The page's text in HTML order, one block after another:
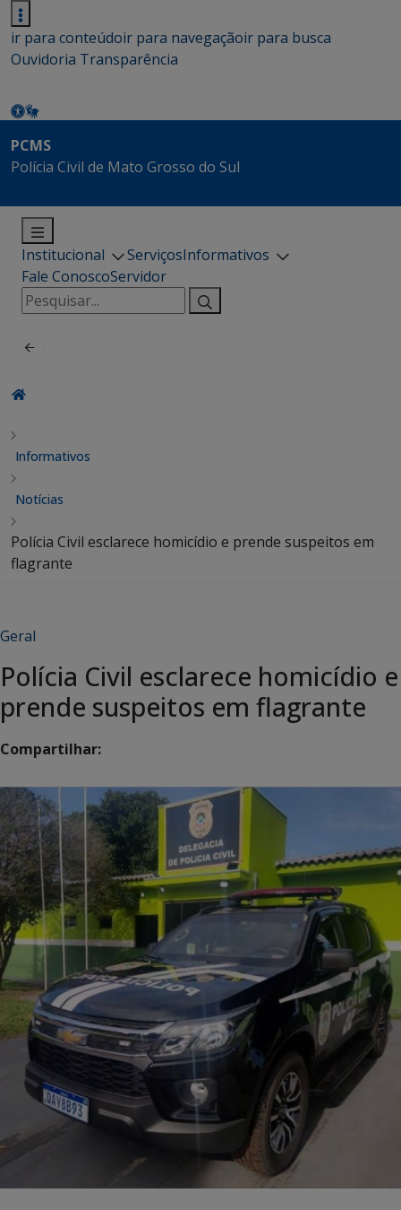
ir para conteúdoir para navegaçãoir para busca
Ouvidoria Transparência
PCMS
Polícia Civil de Mato Grosso do Sul
Institucional ServiçosInformativos
Fale ConoscoServidor
Pesquisar
por:
Informativos
Notícias
Polícia Civil esclarece homicídio e prende suspeitos em
flagrante
Geral
Polícia Civil esclarece homicídio e
prende suspeitos em flagrante
Compartilhar: